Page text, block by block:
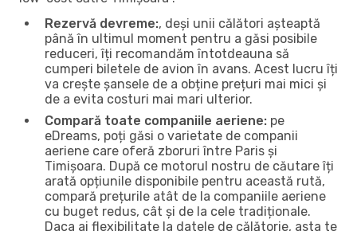
Rezervă devreme:, deși unii călători așteaptă
până în ultimul moment pentru a găsi posibile
reduceri, îți recomandăm întotdeauna să
cumperi biletele de avion în avans. Acest lucru îți
va crește șansele de a obține prețuri mai mici și
de a evita costuri mai mari ulterior.
Compară toate companiile aeriene: pe
eDreams, poți găsi o varietate de companii
aeriene care oferă zboruri între Paris și
Timișoara. După ce motorul nostru de căutare îți
arată opțiunile disponibile pentru această rută,
compară prețurile atât de la companiile aeriene
cu buget redus, cât și de la cele tradiționale.
Daca ai flexibilitate la datele de călătorie, asta te